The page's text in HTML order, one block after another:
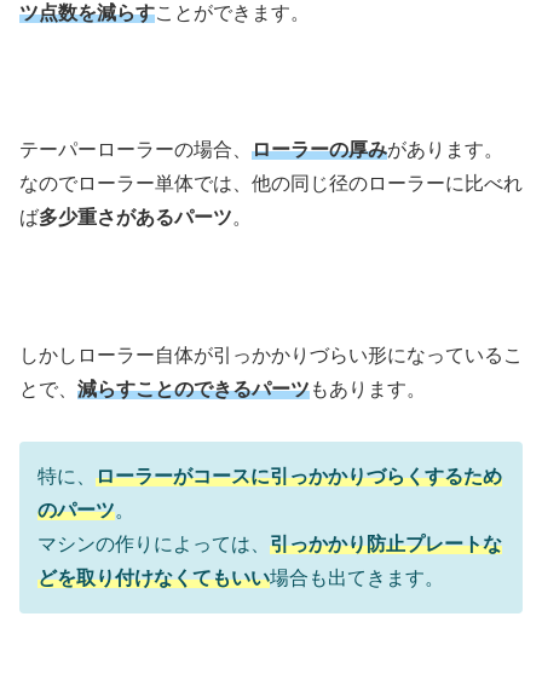
ツ点数を減らすことができます。
テーパーローラーの場合、 ローラーの厚みがあります。
なのでローラー単体では、他の同じ径のローラーに比べれ
ば多少重さがあるパーツ。
しかしローラー自体が引っかかりづらい形になっているこ
とで、 減らすことのできるパーツもあります。
特に、 ローラーがコースに引っかかりづらくするため
のパーツ。
マシンの作りによっては、 引っかかり防止プレートな
どを取り付けなくてもいい場合も出てきます。